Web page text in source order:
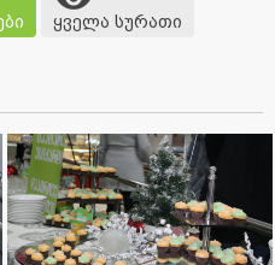
ყველა სურათი